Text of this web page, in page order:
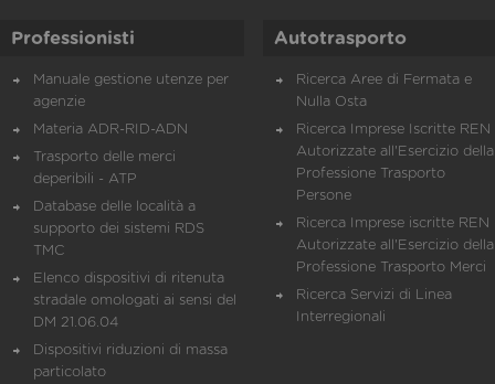
Professionisti
Manuale gestione utenze per
agenzie
Materia ADR-RID-ADN
Trasporto delle merci
deperibili - ATP
Database delle località a
supporto dei sistemi RDS
TMC
Elenco dispositivi di ritenuta
stradale omologati ai sensi del
DM 21.06.04
Dispositivi riduzioni di massa
particolato
Autotrasporto
Ricerca Aree di Fermata e
Nulla Osta
Ricerca Imprese Iscritte REN
Autorizzate all'Esercizio della
Professione Trasporto
Persone
Ricerca Imprese iscritte REN
Autorizzate all'Esercizio della
Professione Trasporto Merci
Ricerca Servizi di Linea
Interregionali